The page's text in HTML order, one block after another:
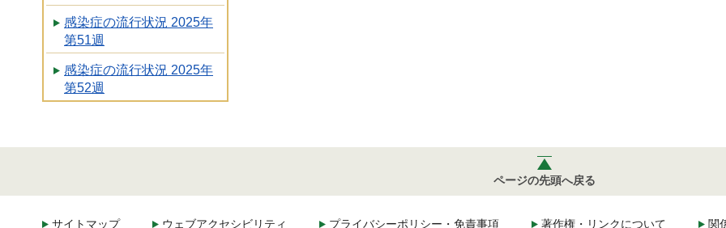
感染症の流行状況 2025年
第51週
感染症の流行状況 2025年
第52週
ページの先頭へ戻る
サイトマップ ウェブアクセシビリティ プライバシーポリシー・免責事項 著作権・リンクについて 関